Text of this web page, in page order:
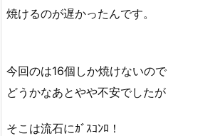
焼けるのが遅かったんです。
今回のは16個しか焼けないので
どうかなあとやや不安でしたが
そこは流石にｶﾞｽｺﾝﾛ！